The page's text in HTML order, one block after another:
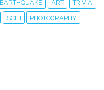
EARTHQUAKE ART TRIVIA
SCIFI PHOTOGRAPHY